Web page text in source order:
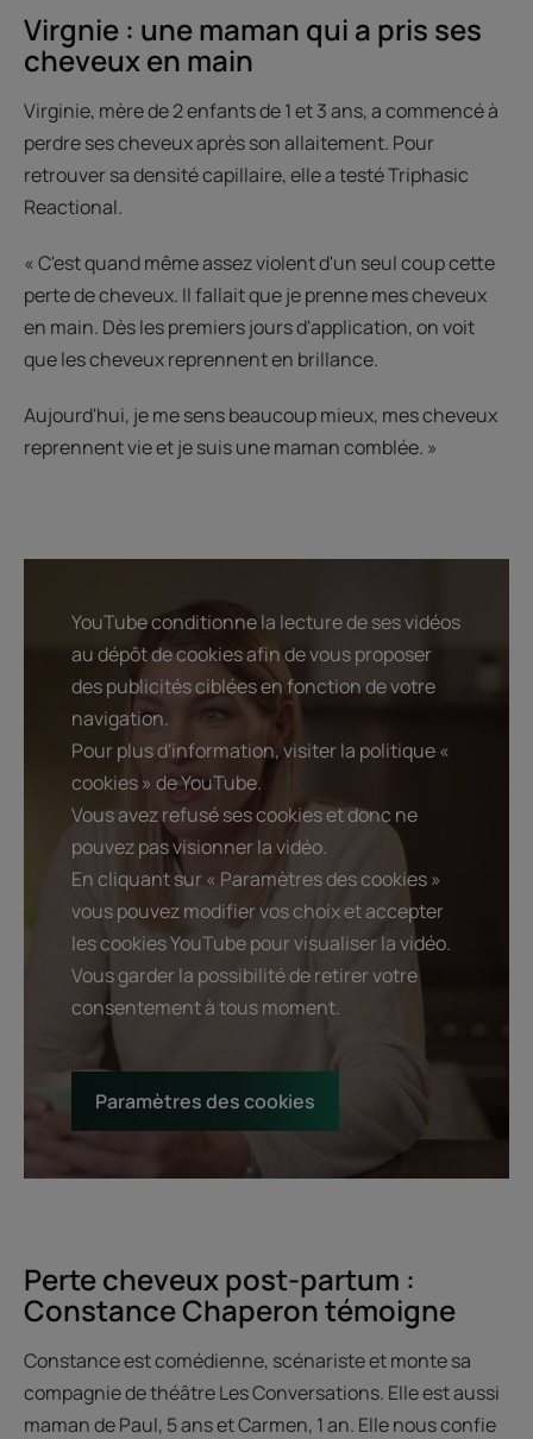
Virgnie : une maman qui a pris ses
cheveux en main
Virginie, mère de 2 enfants de 1 et 3 ans, a commencé à
perdre ses cheveux après son allaitement. Pour
retrouver sa densité capillaire, elle a testé Triphasic
Reactional.
« C'est quand même assez violent d'un seul coup cette
perte de cheveux. Il fallait que je prenne mes cheveux
en main. Dès les premiers jours d'application, on voit
que les cheveux reprennent en brillance.
Aujourd'hui, je me sens beaucoup mieux, mes cheveux
reprennent vie et je suis une maman comblée. »
YouTube conditionne la lecture de ses vidéos
au dépôt de cookies afin de vous proposer
des publicités ciblées en fonction de votre
navigation.
Pour plus d'information, visiter la politique «
cookies » de YouTube.
Vous avez refusé ses cookies et donc ne
pouvez pas visionner la vidéo.
En cliquant sur « Paramètres des cookies »
vous pouvez modifier vos choix et accepter
les cookies YouTube pour visualiser la vidéo.
Vous garder la possibilité de retirer votre
consentement à tous moment.
Paramètres des cookies
Perte cheveux post-partum :
Constance Chaperon témoigne
Constance est comédienne, scénariste et monte sa
compagnie de théâtre Les Conversations. Elle est aussi
maman de Paul, 5 ans et Carmen, 1 an. Elle nous confie